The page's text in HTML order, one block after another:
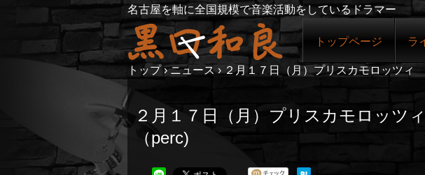
名古屋を軸に全国規模で音楽活動をしているドラマー
トップページ ラ
トップ › ニュース › ２月１７日（月）プリスカモロッツ
２月１７日（月）プリスカモロッツ
（perc)